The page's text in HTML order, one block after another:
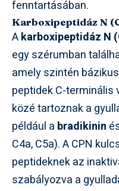
fenntartásában.
Karboxipeptidáz N
Akarboxipeptidáz N
egy szérumban
amely szintén
peptidek C-terminális
közé tartoznak a
például a bradikinin
C4a, C5a). A CPN
peptideknek az
szabályozva a